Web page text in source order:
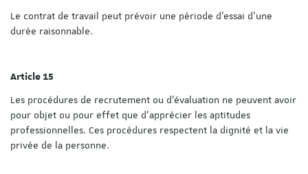
Le contrat de travail peut prévoir une période d'essai d'une
durée raisonnable.
Article 15
Les procédures de recrutement ou d'évaluation ne peuvent avoir
pour objet ou pour effet que d'apprécier les aptitudes
professionnelles. Ces procédures respectent la dignité et la vie
privée de la personne.